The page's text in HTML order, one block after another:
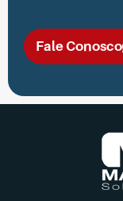
Fale Conosco